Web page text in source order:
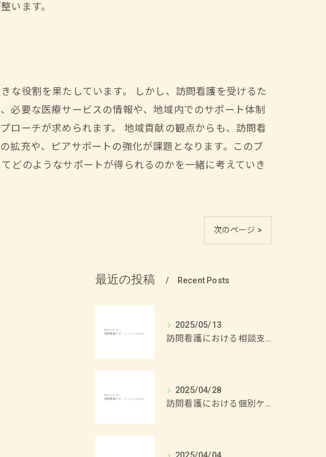
います。
な役割を果たしています。 しかし、訪問看護を受けるた
必要な医療サービスの情報や、地域内でのサポート体制
ローチが求められます。 地域貢献の観点からも、訪問看
拡充や、ピアサポートの強化が課題となります。このブ
どのようなサポートが得られるのかを一緒に考えていき
次のページ >
最近の投稿 Recent Posts
2025/05/13
訪問看護における相談支援の重要性
2025/04/28
訪問看護における個別ケアの重要性